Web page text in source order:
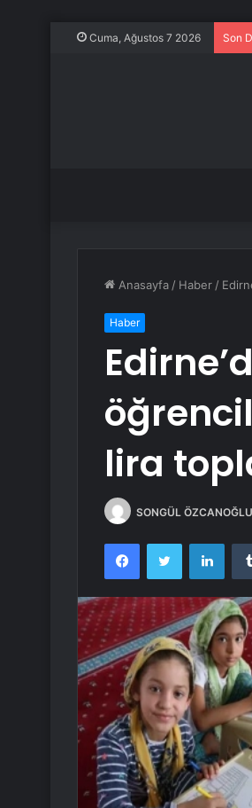
Cuma, Ağustos 7 2026 Son
Anasayfa / Haber /
Haber
lira
SONGÜL ÖZCANOĞLU
FacebookTwitter